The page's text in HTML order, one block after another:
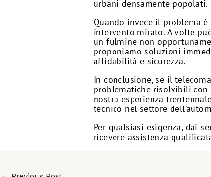
urbani densamente popolati.
Quando invece il problema
intervento mirato. A volte
un fulmine non
proponiamo soluzioni
affidabilità e sicurezza.
In conclusione, se il
problematiche risolvibili con
nostra esperienza
tecnico nel settore
Per qualsiasi esigenza, dai
ricevere assistenza